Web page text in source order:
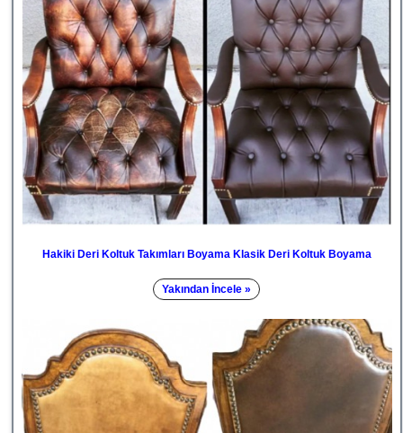
Hakiki Deri Koltuk Takımları Boyama Klasik Deri Koltuk Boyama
Yakından İncele »